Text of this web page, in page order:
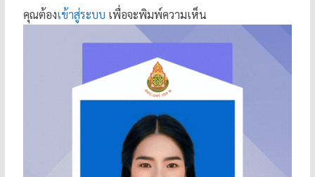
คุณต้องเข้าสู่ระบบ เพื่อจะพิมพ์ความเห็น